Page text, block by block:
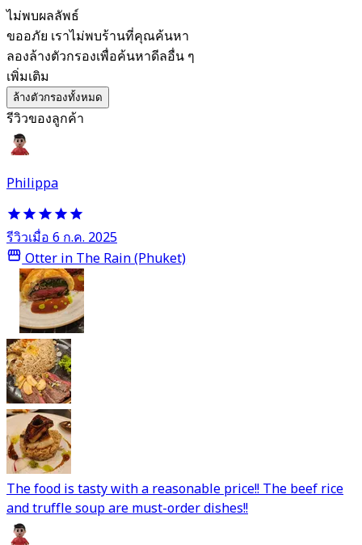
ไม่พบผลลัพธ์
ขออภัย เราไม่พบร้านที่คุณค้นหา
ลองล้างตัวกรองเพื่อค้นหาดีลอื่น ๆ
เพิ่มเติม
ล้างตัวกรองทั้งหมด
รีวิวของลูกค้า
Philippa
รีวิวเมื่อ 6 ก.ค. 2025
Otter in The Rain (Phuket)
The food is tasty with a reasonable price!! The beef rice
and truffle soup are must-order dishes!!